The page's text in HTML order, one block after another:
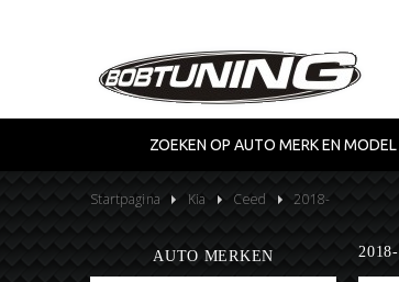
ZOEKEN OP AUTO MERK EN MODEL
Startpagina Kia Ceed 2018-
AUTO MERKEN 2018-